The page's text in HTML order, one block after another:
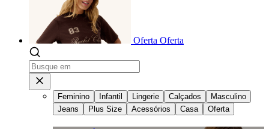
Oferta Oferta
Feminino Infantil Lingerie Calçados
Masculino
Jeans
Plus Size Acessórios Casa Oferta